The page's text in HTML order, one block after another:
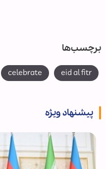
برچسب‌ها
eid al fitr
celebrate
پیشنهاد ویژه